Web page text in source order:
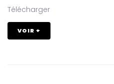
Télécharger
VOIR +